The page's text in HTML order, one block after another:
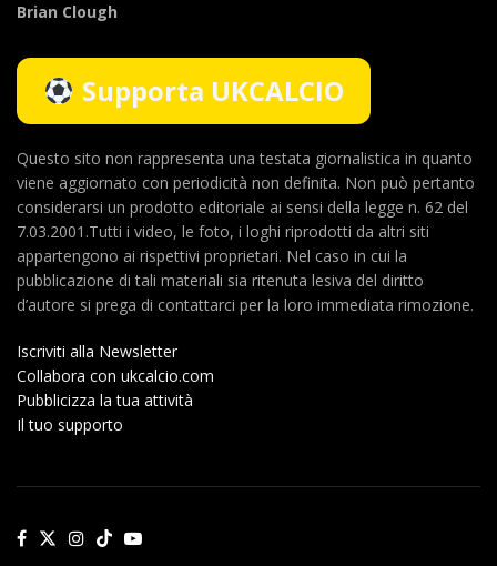
Brian Clough
Supporta UKCALCIO
Questo sito non rappresenta una testata giornalistica in quanto
viene aggiornato con periodicità non definita. Non può pertanto
considerarsi un prodotto editoriale ai sensi della legge n. 62 del
7.03.2001.Tutti i video, le foto, i loghi riprodotti da altri siti
appartengono ai rispettivi proprietari. Nel caso in cui la
pubblicazione di tali materiali sia ritenuta lesiva del diritto
d’autore si prega di contattarci per la loro immediata rimozione.
Iscriviti alla Newsletter
Collabora con ukcalcio.com
Pubblicizza la tua attività
Il tuo supporto